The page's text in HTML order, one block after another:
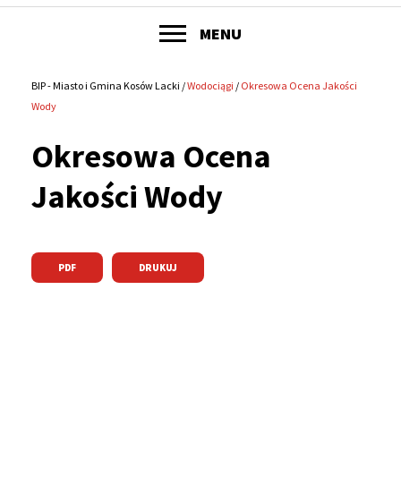
menu
serwisu
POKAŻ
MENU
Ścieżka
nawigacyjna
BIP - Miasto i Gmina Kosów Lacki Wodociągi
Okresowa Ocena Jakości
Wody
Okresowa Ocena
Jakości Wody
PDF DRUKUJ